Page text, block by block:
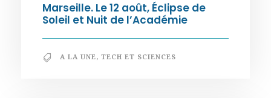
Marseille. Le 12 août, Éclipse de
Soleil et Nuit de l’Académie
A LA UNE, TECH ET SCIENCES